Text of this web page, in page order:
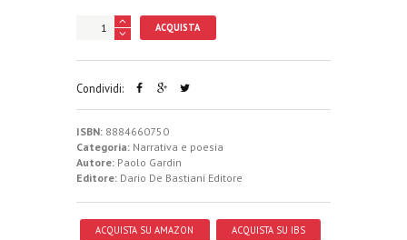
ACQUISTA
Condividi:
ISBN: 8884660750
Categoria: Narrativa e poesia
Autore: Paolo Gardin
Editore: Dario De Bastiani Editore
ACQUISTA SU AMAZON ACQUISTA SU IBS